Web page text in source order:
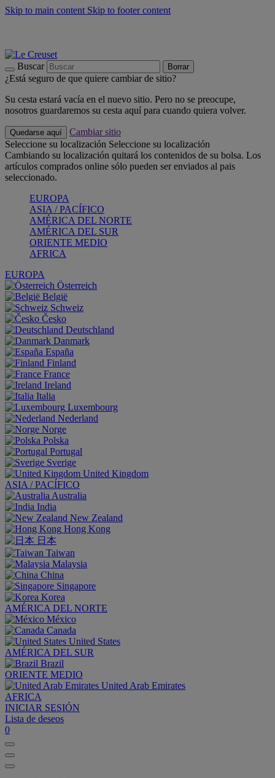
Skip to main content Skip to footer content
Buscar Borrar
¿Está seguro de que quiere cambiar de sitio?
Su cesta estará vacía en el nuevo sitio. Pero no se preocupe,
nosotros guardaremos su cesta aquí para cuando quiera volver.
Quedarse aquí
Cambiar sitio
Seleccione su localización Seleccione su localización
Cambiando su localización quitará los contenidos de su bolsa. Los
artículos comprados online sólo pueden ser enviados al pais
seleccionado.
EUROPA
ASIA / PACÍFICO
AMÉRICA DEL NORTE
AMÉRICA DEL SUR
ORIENTE MEDIO
AFRICA
EUROPA
Österreich
België
Schweiz
Česko
Deutschland
Danmark
España
Finland
France
Ireland
Italia
Luxembourg
Nederland
Norge
Polska
Portugal
Sverige
United Kingdom
ASIA / PACÍFICO
Australia
India
New Zealand
Hong Kong
日本
Taiwan
Malaysia
China
Singapore
Korea
AMÉRICA DEL NORTE
México
Canada
United States
AMÉRICA DEL SUR
Brazil
ORIENTE MEDIO
United Arab Emirates
AFRICA
INICIAR SESIÓN
Lista de deseos
0